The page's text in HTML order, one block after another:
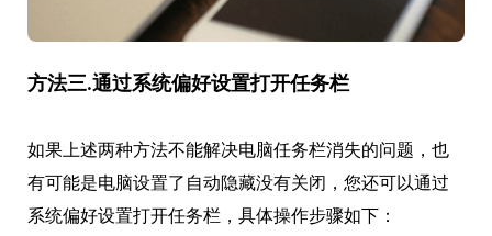
方法三.通过系统偏好设置打开任务栏
如果上述两种方法不能解决电脑任务栏消失的问题，也
有可能是电脑设置了自动隐藏没有关闭，您还可以通过
系统偏好设置打开任务栏，具体操作步骤如下：